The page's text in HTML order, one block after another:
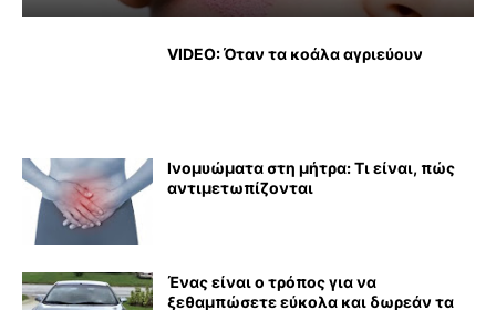
VIDEO: Όταν τα κοάλα αγριεύουν
Ινομυώματα στη μήτρα: Τι είναι, πώς
αντιμετωπίζονται
Ένας είναι ο τρόπος για να
ξεθαμπώσετε εύκολα και δωρεάν τα